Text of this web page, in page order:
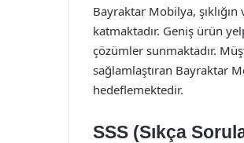
Bayraktar Mobilya,
katmaktadır. Geniş ürün
çözümler sunmaktadır.
sağlamlaştıran Bayraktar
hedeflemektedir.
SSS (Sıkça